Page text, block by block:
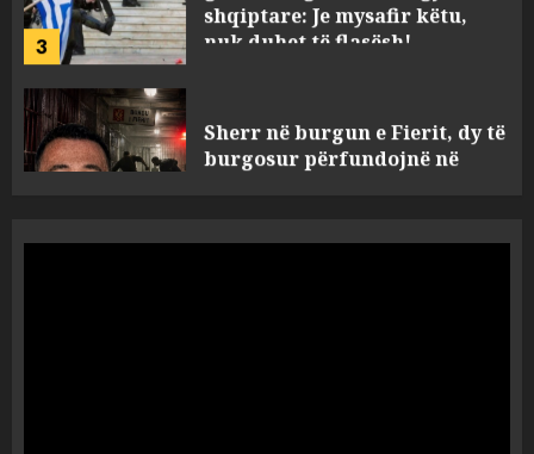
4
Sherr në burgun e Fierit, dy të
AUGUST 8, 2026